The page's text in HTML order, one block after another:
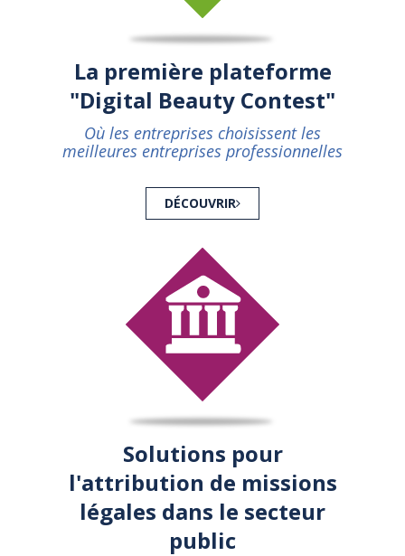
La première plateforme
"Digital Beauty Contest"
Où les entreprises choisissent les
meilleures entreprises professionnelles
DÉCOUVRIR
Solutions pour
l'attribution de missions
légales dans le secteur
public